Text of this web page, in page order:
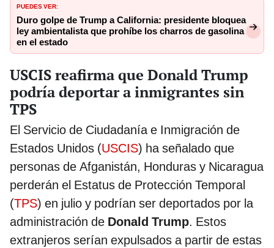
PUEDES VER:
Duro golpe de Trump a California: presidente bloquea
ley ambientalista que prohíbe los charros de gasolina
en el estado
USCIS reafirma que Donald Trump
podría deportar a inmigrantes sin
TPS
El Servicio de Ciudadanía e Inmigración de
Estados Unidos (USCIS) ha señalado que
personas de Afganistán, Honduras y Nicaragua
perderán el Estatus de Protección Temporal
(TPS) en julio y podrían ser deportados por la
administración de Donald Trump. Estos
extranjeros serían expulsados a partir de estas